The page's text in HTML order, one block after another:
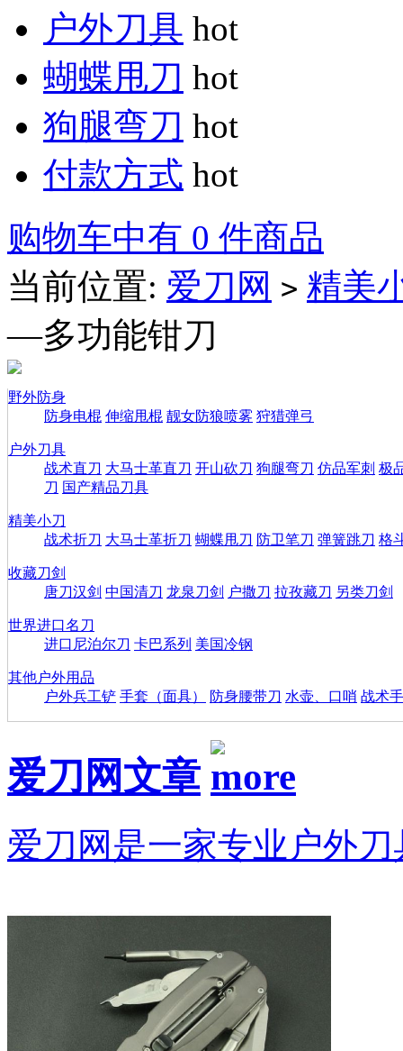
户外刀具 hot
蝴蝶甩刀 hot
狗腿弯刀 hot
付款方式 hot
购物车中有 0 件商品
当前位置: 爱刀网 > 精美
—多功能钳刀
野外防身
防身电棍 伸缩甩棍 靓女防狼喷雾 狩猎弹弓
户外刀具
战术直刀 大马士革直刀 开山砍刀 狗腿弯刀 仿品军刺 极
刀 国产精品刀具
精美小刀
战术折刀 大马士革折刀 蝴蝶甩刀 防卫笔刀 弹簧跳刀 格
收藏刀剑
唐刀汉剑 中国清刀 龙泉刀剑 户撒刀 拉孜藏刀 另类刀剑
世界进口名刀
进口尼泊尔刀 卡巴系列 美国冷钢
其他户外用品
户外兵工铲 手套（面具） 防身腰带刀 水壶、口哨 战术
爱刀网文章
爱刀网是一家专业户外